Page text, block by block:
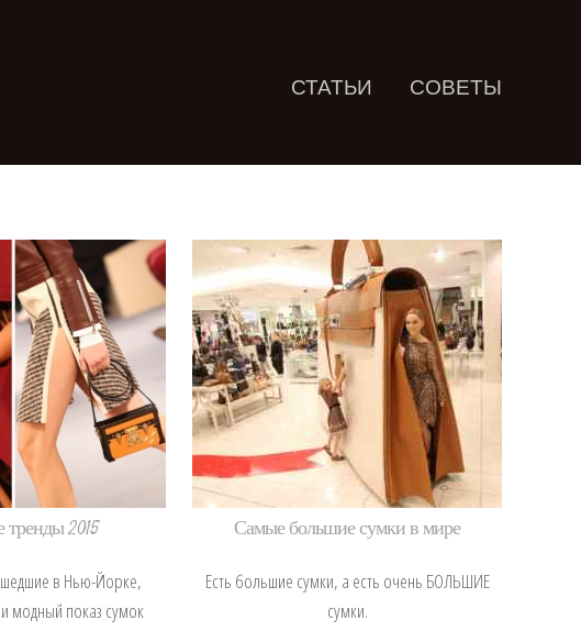
СТАТЬИ СОВЕТЫ
2015
в Нью-Йорке,
модный показ сумок
Самые большие сумки в мире
Есть большие сумки, а есть очень БОЛЬШИЕ
сумки.